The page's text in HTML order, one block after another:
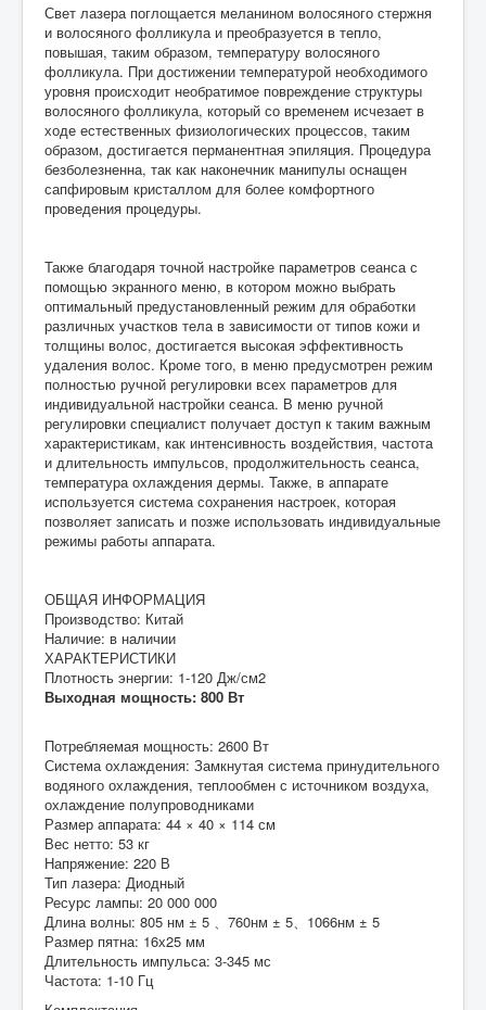
Свет лазера поглощается меланином волосяного стержня
и волосяного фолликула и преобразуется в тепло,
повышая, таким образом, температуру волосяного
фолликула. При достижении температурой необходимого
уровня происходит необратимое повреждение структуры
волосяного фолликула, который со временем исчезает в
ходе естественных физиологических процессов, таким
образом, достигается перманентная эпиляция. Процедура
безболезненна, так как наконечник манипулы оснащен
сапфировым кристаллом для более комфортного
проведения процедуры.
Также благодаря точной настройке параметров сеанса с
помощью экранного меню, в котором можно выбрать
оптимальный предустановленный режим для обработки
различных участков тела в зависимости от типов кожи и
толщины волос, достигается высокая эффективность
удаления волос. Кроме того, в меню предусмотрен режим
полностью ручной регулировки всех параметров для
индивидуальной настройки сеанса. В меню ручной
регулировки специалист получает доступ к таким важным
характеристикам, как интенсивность воздействия, частота
и длительность импульсов, продолжительность сеанса,
температура охлаждения дермы. Также, в аппарате
используется система сохранения настроек, которая
позволяет записать и позже использовать индивидуальные
режимы работы аппарата.
ОБЩАЯ ИНФОРМАЦИЯ
Производство: Китай
Наличие: в наличии
ХАРАКТЕРИСТИКИ
Плотность энергии: 1-120 Дж/см2
Выходная мощность: 800 Вт
Потребляемая мощность: 2600 Вт
Система охлаждения: Замкнутая система принудительного
водяного охлаждения, теплообмен с источником воздуха,
охлаждение полупроводниками
Размер аппарата: 44 × 40 × 114 см
Вес нетто: 53 кг
Напряжение: 220 В
Тип лазера: Диодный
Ресурс лампы: 20 000 000
Длина волны: 805 нм ± 5 、760нм ± 5、1066нм ± 5
Размер пятна: 16х25 мм
Длительность импульса: 3-345 мс
Частота: 1-10 Гц